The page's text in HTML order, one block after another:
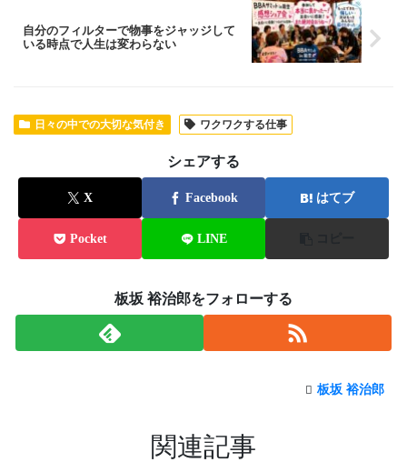
自分のフィルターで物事をジャッジして
いる時点で人生は変わらない
日々の中での大切な気付き ワクワクする仕事
シェアする
X Facebook はてブ
Pocket LINE
板坂 裕治郎をフォローする
板坂 裕治郎
関連記事